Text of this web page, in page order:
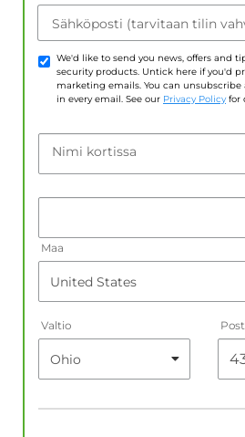
Sähköposti (tarvitaan tilin
We'd like to send you news, offers and
security products. Untick here if you'd
marketing emails. You can
in every email. See our Privacy Policy for
Nimi kortissa
Maa
Valtio